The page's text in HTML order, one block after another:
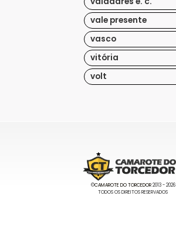
vale presente
vasco
vitória
volt
©CAMAROTE DO TORCEDOR2013 - 2026
TODOS OS DIREITOS RESERVADOS